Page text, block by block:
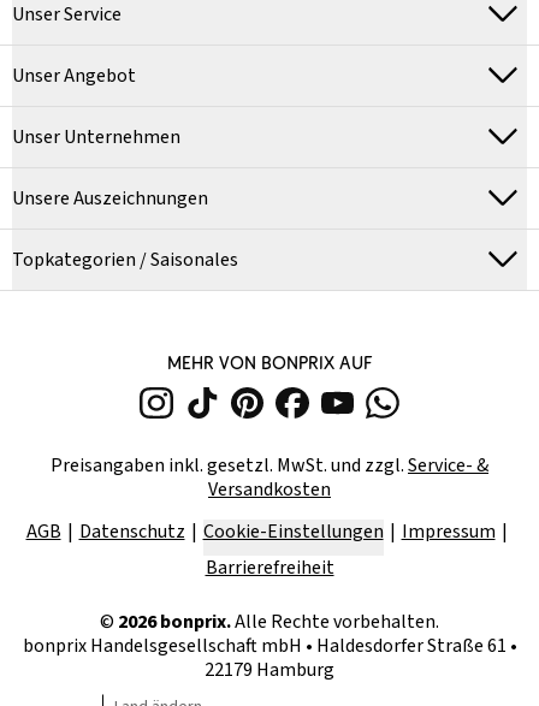
Unser Service
Unser Angebot
Unser Unternehmen
Unsere Auszeichnungen
Topkategorien / Saisonales
MEHR VON BONPRIX AUF
Preisangaben inkl. gesetzl. MwSt. und zzgl.Service- &
Versandkosten
AGB
Datenschutz Cookie-Einstellungen
Impressum
Barrierefreiheit
© 2026bonprix.Alle Rechte vorbehalten.
bonprix Handelsgesellschaft mbH • Haldesdorfer Straße 61 •
22179 Hamburg